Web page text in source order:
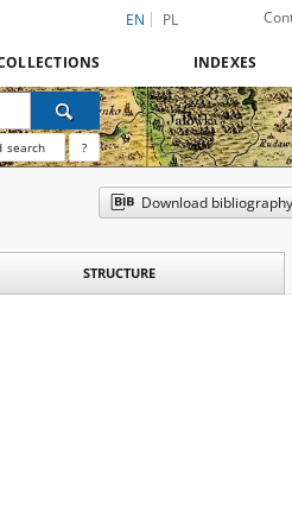
EN PL
INDEXES
search ?
Download
STRUCTURE